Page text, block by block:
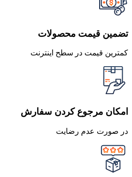
تضمین قیمت محصولات
کمترین قیمت در سطح اینترنت
امکان مرجوع کردن سفارش
در صورت عدم رضایت